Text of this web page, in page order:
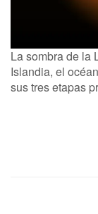
La sombra de la
Islandia, el
sus tres etapas